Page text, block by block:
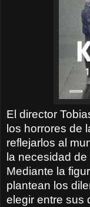
El director
los horrores de
reflejarlos al
la necesidad
Mediante la
plantean los
elegir entre sus